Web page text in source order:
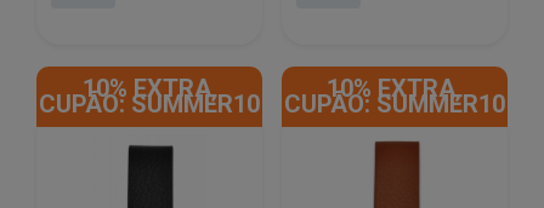
10% EXTRA,
CUPÃO: SUMMER10
10% EXTRA,
CUPÃO: SUMMER10